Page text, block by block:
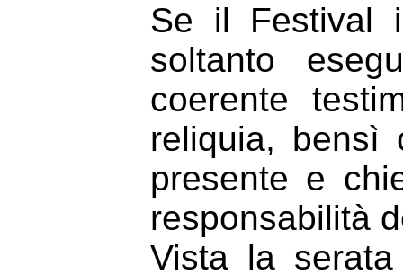
Se il Festival
soltanto
coerente
reliquia, bensì
presente e
responsabilità
Vista la